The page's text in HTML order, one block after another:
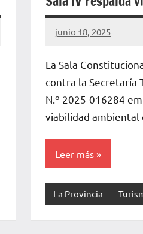
junio 18, 2025
La
de
La
Pampa
La Sala
contra la Secretaría
N.º 2025-016284
viabilidad ambiental
Leer más
La Provincia